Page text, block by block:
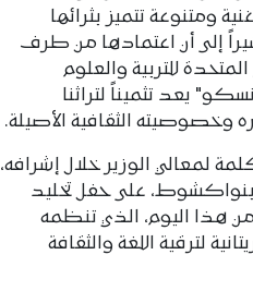
ومتنوعة تتميز بثرائها
إلى أن اعتمادها من طرف
للتربية والعلوم
يعد تثميناً لتراثنا
وخصوصيته الثقافية الأصيلة.
لمعالي الوزير خلال إشرافه،
بنواكشوط، على حفل تخليد
من هذا اليوم، الذي تنظمه
لترقية اللغة والثقافة